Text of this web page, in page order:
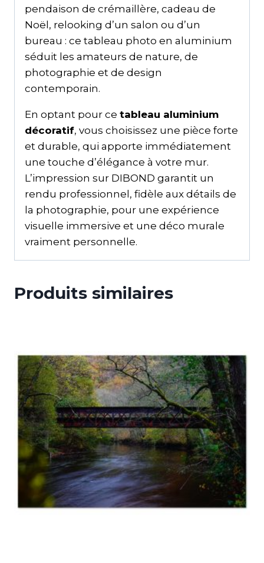
pendaison de crémaillère, cadeau de
Noël, relooking d’un salon ou d’un
bureau : ce tableau photo en aluminium
séduit les amateurs de nature, de
photographie et de design
contemporain.
En optant pour ce tableau aluminium
décoratif, vous choisissez une pièce forte
et durable, qui apporte immédiatement
une touche d’élégance à votre mur.
L’impression sur DIBOND garantit un
rendu professionnel, fidèle aux détails de
la photographie, pour une expérience
visuelle immersive et une déco murale
vraiment personnelle.
Produits similaires